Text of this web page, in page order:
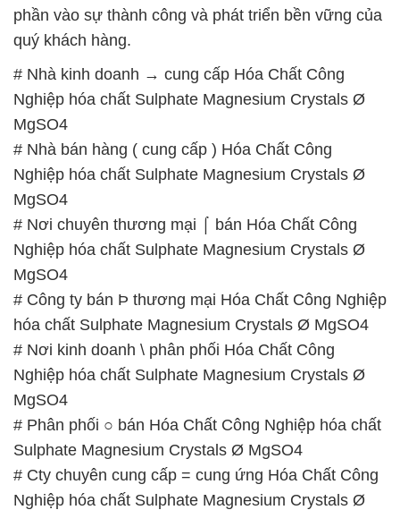
phần vào sự thành công và phát triển bền vững của
quý khách hàng.
# Nhà kinh doanh → cung cấp Hóa Chất Công
Nghiệp hóa chất Sulphate Magnesium Crystals Ø
MgSO4
# Nhà bán hàng ( cung cấp ) Hóa Chất Công
Nghiệp hóa chất Sulphate Magnesium Crystals Ø
MgSO4
# Nơi chuyên thương mại ⌠ bán Hóa Chất Công
Nghiệp hóa chất Sulphate Magnesium Crystals Ø
MgSO4
# Công ty bán Þ thương mại Hóa Chất Công Nghiệp
hóa chất Sulphate Magnesium Crystals Ø MgSO4
# Nơi kinh doanh \ phân phối Hóa Chất Công
Nghiệp hóa chất Sulphate Magnesium Crystals Ø
MgSO4
# Phân phối ○ bán Hóa Chất Công Nghiệp hóa chất
Sulphate Magnesium Crystals Ø MgSO4
# Cty chuyên cung cấp = cung ứng Hóa Chất Công
Nghiệp hóa chất Sulphate Magnesium Crystals Ø